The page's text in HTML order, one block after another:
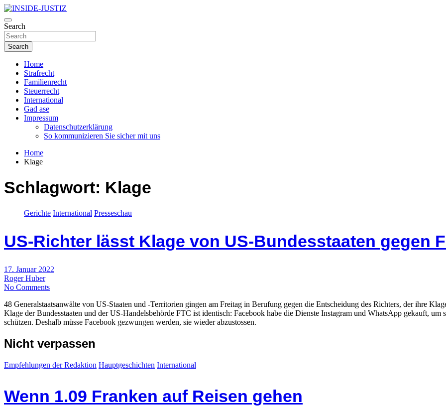
Skip
to
content
INSIDE-JUSTIZ
Investigativer Journalismus zur Dritten Gewalt
Search
Search
Home
Strafrecht
Familienrecht
Steuerrecht
International
Gad ase
Impressum
Datenschutzerklärung
So kommunizieren Sie sicher mit uns
Home
Klage
Schlagwort: Klage
Gerichte International Presseschau
US-Richter lässt Klage von US-Bundesstaaten gegen
17. Januar 2022
Roger Huber
No Comments
48 Generalstaatsanwälte von US-Staaten und -Territorien gingen am Freitag in Berufung gegen die Entscheidung des Richters, der ihre
Klage der Bundesstaaten und der US-Handelsbehörde FTC ist identisch: Facebook habe die Dienste Instagram und WhatsApp gekauft,
schützen. Deshalb müsse Facebook gezwungen werden, sie wieder abzustossen.
Nicht verpassen
Empfehlungen der Redaktion Hauptgeschichten International
Wenn 1.09 Franken auf Reisen gehen